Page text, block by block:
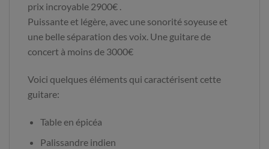
prix incroyable 2900€ .
Puissante et légère, avec une sonorité soyeuse et
une belle séparation des voix. Une guitare de
concert à moins de 3000€
Voici quelques éléments qui caractérisent cette
guitare:
Table en épicéa
Palissandre indien